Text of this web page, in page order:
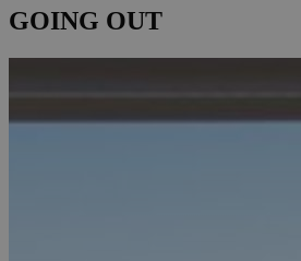
GOING OUT